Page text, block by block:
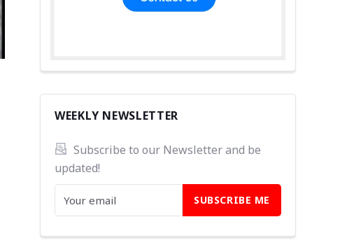
WEEKLY NEWSLETTER
Subscribe to our Newsletter and be
updated!